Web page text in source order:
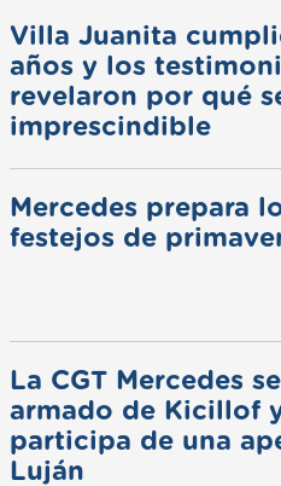
Villa Juanita
años y los
revelaron por qué
imprescindible
Mercedes prepara
festejos de
La CGT Mercedes
armado de Kicillof
participa de una
Luján